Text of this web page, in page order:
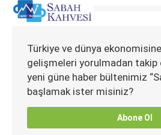
Türkiye ve dünya
gelişmeleri yorulmadan takip
yeni güne haber bültenimiz
başlamak ister misiniz?
Abone Ol